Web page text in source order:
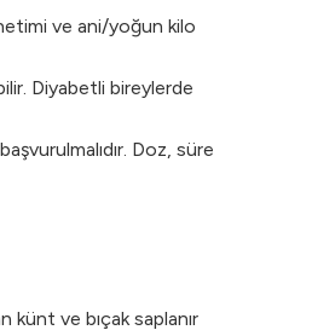
ve ani/yoğun kilo
Diyabetli bireylerde
Doz, süre
künt ve bıçak saplanır